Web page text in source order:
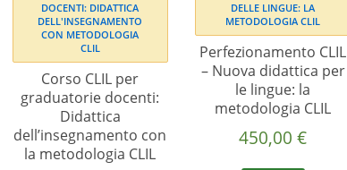
Corso CLIL per
graduatorie docenti:
Didattica
dell’insegnamento con
la metodologia CLIL
Perfezionamento CLIL
– Nuova didattica per
le lingue: la
metodologia CLIL
450,00€